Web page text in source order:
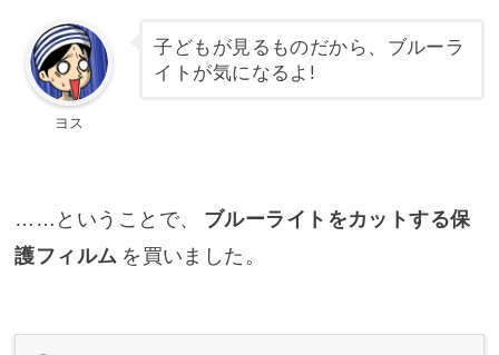
ヨス
子どもが見るものだから、ブルーラ
イトが気になるよ!
……ということで、
ブルーライトをカットする保
護フィルム を買いました。